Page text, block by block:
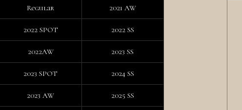
Regular 2021 AW
2022 SPOT 2022 SS
2022AW 2023 SS
2023 SPOT 2024 SS
2023 AW 2025 SS